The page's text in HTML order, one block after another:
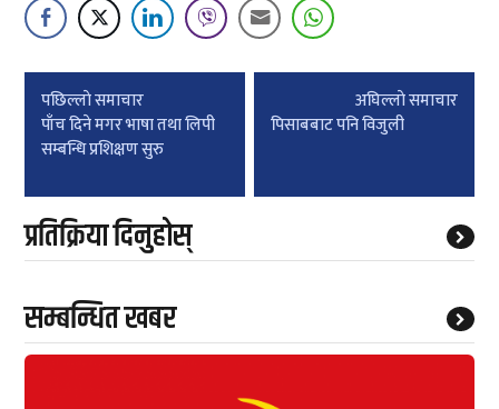
Post
navigation
पछिल्लाे समाचार
पाँच दिने मगर भाषा तथा लिपी
सम्बन्धि प्रशिक्षण सुरु
अघिल्लाे समाचार
पिसाबबाट पनि विजुली
प्रतिक्रिया दिनुहोस्
सम्बन्धित खबर